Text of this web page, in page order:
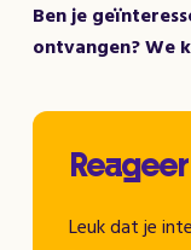
Ben je
ontvangen? We
Leuk dat je